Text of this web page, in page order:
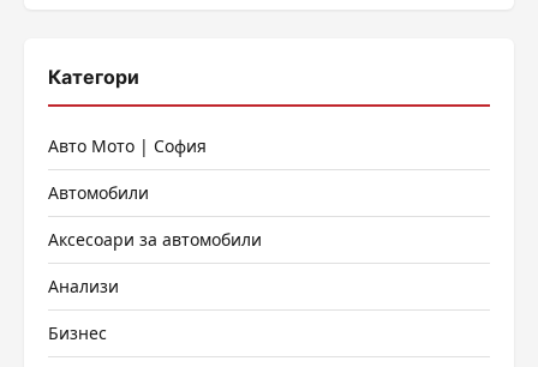
Категори
Авто Мото | София
Автомобили
Аксесоари за автомобили
Анализи
Бизнес